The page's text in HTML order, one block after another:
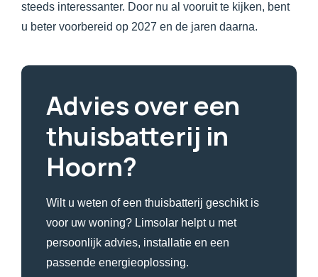
steeds interessanter. Door nu al vooruit te kijken, bent
u beter voorbereid op 2027 en de jaren daarna.
Advies over een
thuisbatterij in
Hoorn?
Wilt u weten of een thuisbatterij geschikt is
voor uw woning? Limsolar helpt u met
persoonlijk advies, installatie en een
passende energieoplossing.